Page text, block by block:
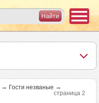
→ Гости незваные →
страница 2